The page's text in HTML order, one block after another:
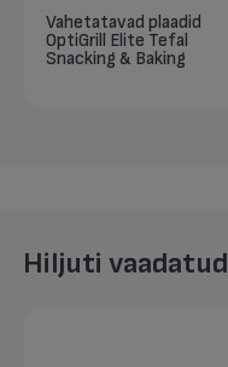
Vahetatavad plaadid
OptiGrill Elite Tefal
Snacking & Baking
Hiljuti vaadatud